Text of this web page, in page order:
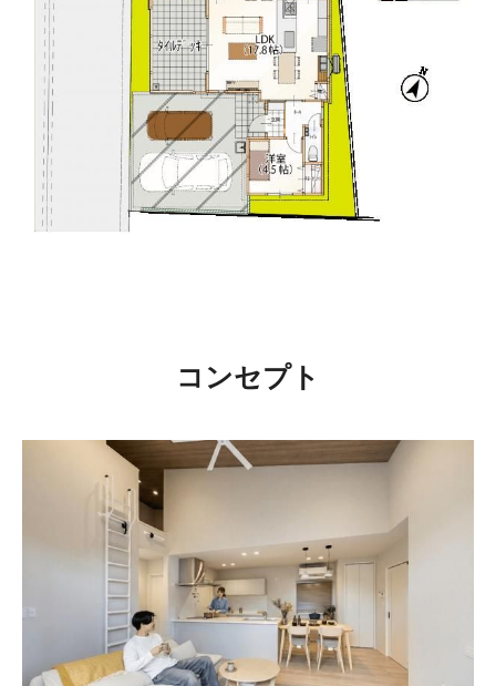
コンセプト